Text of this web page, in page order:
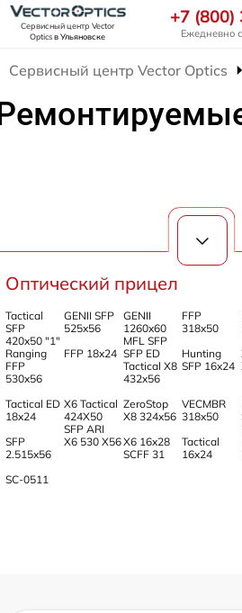
Сервисный центр Vector
Opticsв Ульяновске
+7
Ежедневно
Сервисный центр Vector Optics
Оптический прицел
Tactical
SFP
420x50 "1"
GENII SFP
525x56
GENII
1260x60
MFL SFP
FFP
318x50
Ranging
FFP
530x56
FFP 18x24 SFP ED
Tactical X8
432x56
Hunting
SFP 16x24
Tactical ED
18x24
X6 Tactical
424X50
SFP ARI
ZeroStop
X8 324x56
VECMBR
318x50
SFP
2.515x56
X6 530 X56X6 16x28
SCFF 31
Tactical
16x24
SC-0511